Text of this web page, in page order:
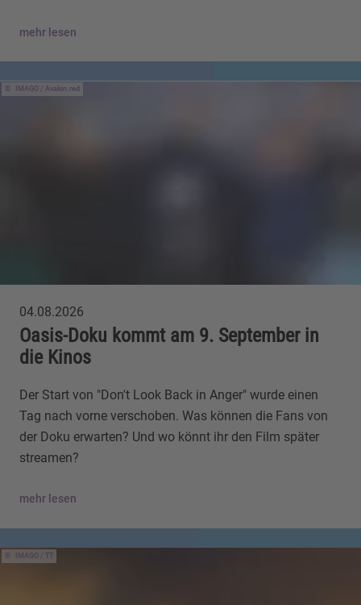
mehr lesen
IMAGO / Avalon.red
04.08.2026
Oasis-Doku kommt am 9. September in
die Kinos
Der Start von "Don't Look Back in Anger" wurde einen
Tag nach vorne verschoben. Was können die Fans von
der Doku erwarten? Und wo könnt ihr den Film später
streamen?
mehr lesen
IMAGO / TT